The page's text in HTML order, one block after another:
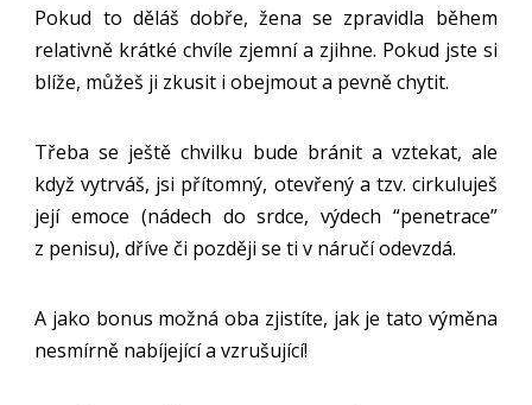
Pokud to děláš dobře, žena se zpravidla během
relativně krátké chvíle zjemní a zjihne. Pokud jste si
blíže, můžeš ji zkusit i obejmout a pevně chytit.
Třeba se ještě chvilku bude bránit a vztekat, ale
když vytrváš, jsi přítomný, otevřený a tzv. cirkuluješ
její emoce (nádech do srdce, výdech “penetrace”
z penisu), dříve či později se ti v náručí odevzdá.
A jako bonus možná oba zjistíte, jak je tato výměna
nesmírně nabíjející a vzrušující!